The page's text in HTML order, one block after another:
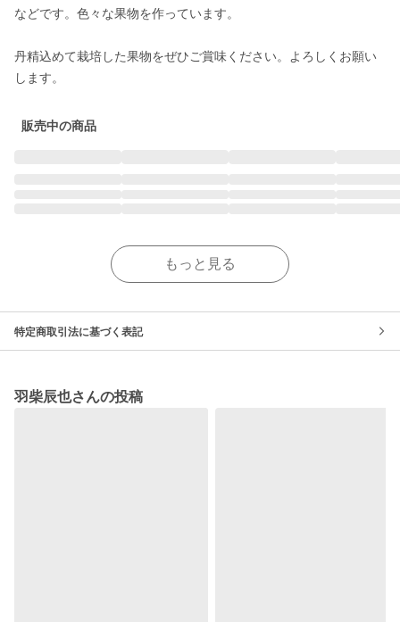
などです。色々な果物を作っています。
丹精込めて栽培した果物をぜひご賞味ください。よろしくお願い
します。
販売中の商品
もっと見る
特定商取引法に基づく表記
羽柴辰也さんの投稿